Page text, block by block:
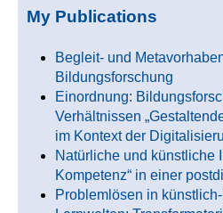
My Publications
Begleit- und
Bildungsforschung
Einordnung:
Verhältnissen
im Kontext der
Natürliche und künstliche
Kompetenz“ in einer
Problemlösen in